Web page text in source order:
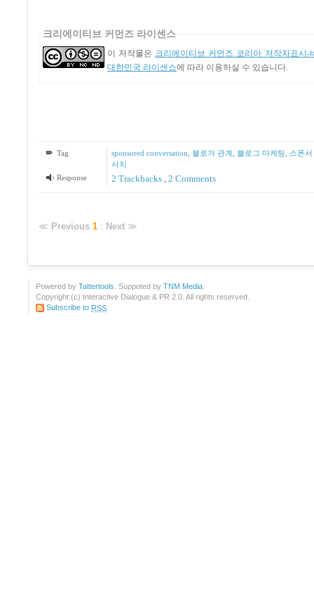
크리에이티브 커먼즈 라이센스
이 저작물은 크리에이티브 커먼즈 코리아 저작자표시-
대한민국 라이센스에 따라 이용하실 수 있습니다.
Tag sponsored conversation 블로거 관계 블로그 마케팅
스폰
서치
Response
2 Trackbacks , 2 Comments
≪ Previous 1 : Next ≫
Powered by Tattertools . Suppoted by TNM Media
Copyright (c) Interactive Dialogue & PR 2.0. All rights reserved.
Subscribe to RSS